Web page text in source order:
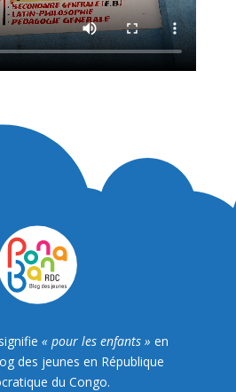
« pour les enfants » en
des jeunes en République
du Congo.